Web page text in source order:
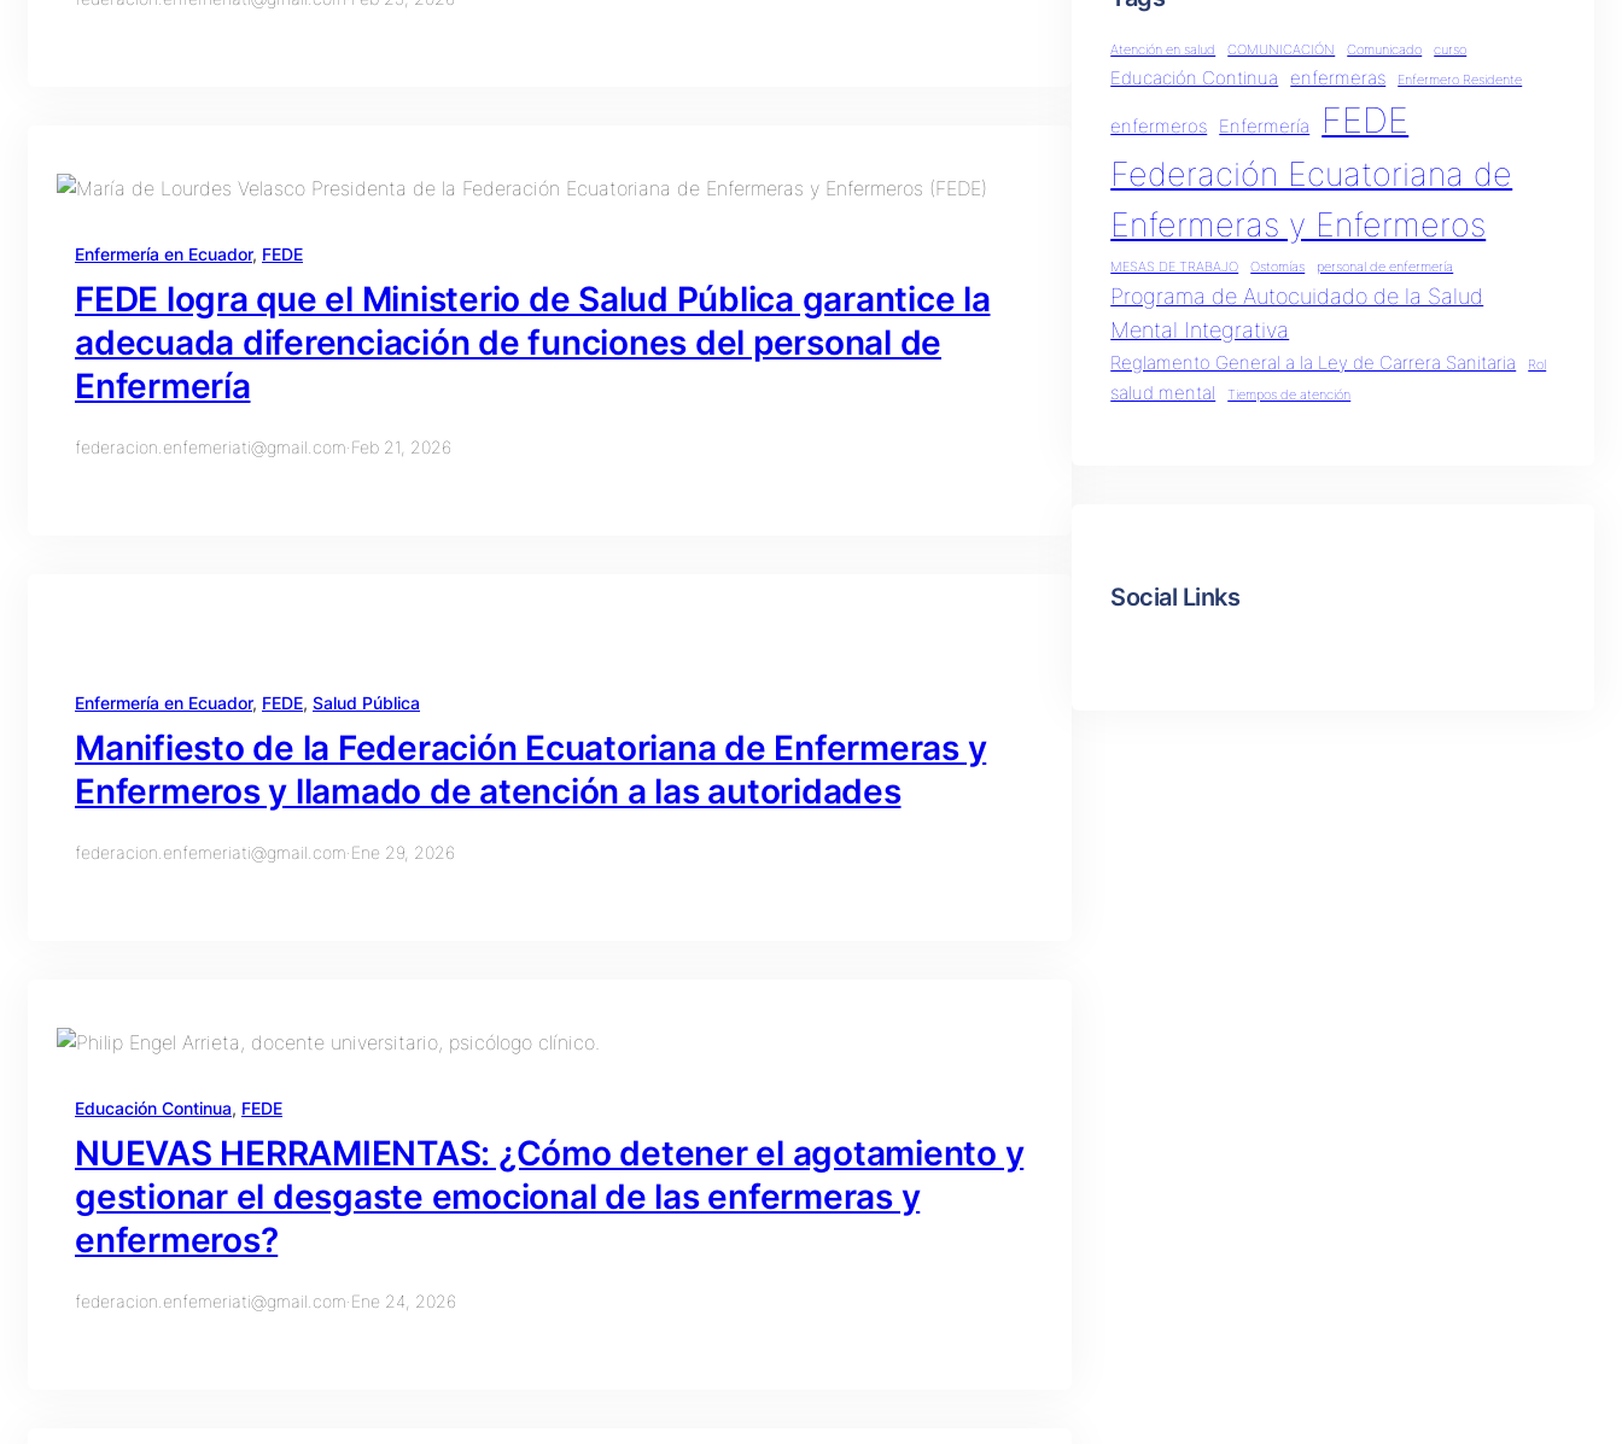
Enfermería en Ecuador, FEDE
FEDE logra que el Ministerio de Salud Pública garantice la
adecuada diferenciación de funciones del personal de
Enfermería
federacion.enfemeriati@gmail.com·Feb 21, 2026
Enfermería en Ecuador, FEDE, Salud Pública
Manifiesto de la Federación Ecuatoriana de Enfermeras y
Enfermeros y llamado de atención a las autoridades
federacion.enfemeriati@gmail.com·Ene 29, 2026
Educación Continua, FEDE
NUEVAS HERRAMIENTAS: ¿Cómo detener el agotamiento y
gestionar el desgaste emocional de las enfermeras y
enfermeros?
federacion.enfemeriati@gmail.com·Ene 24, 2026
Atención en salud COMUNICACIÓN Comunicado curso
Educación Continua enfermeras Enfermero Residente
enfermeros Enfermería FEDE
Federación Ecuatoriana de
Enfermeras y Enfermeros
MESAS DE TRABAJO Ostomías personal de enfermería
Programa de Autocuidado de la Salud
Mental Integrativa
Reglamento General a la Ley de Carrera Sanitaria Rol
salud mental Tiempos de atención
Social Links